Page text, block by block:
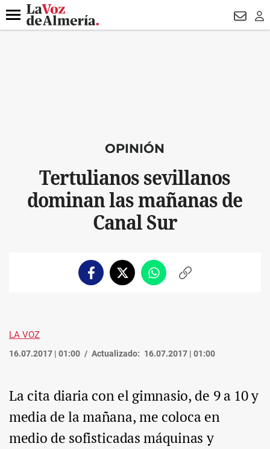
DESTACADO DRON UDA
Menú
OPINIÓN
Tertulianos sevillanos
dominan las mañanas de
Canal Sur
FacebookTwitterWhatsappCopiar
LA VOZ
16.07.2017 | 01:00 Actualizado: 16.07.2017 | 01:00
La cita diaria con el gimnasio, de 9 a 10 y
media de la mañana, me coloca en
medio de sofisticadas máquinas y